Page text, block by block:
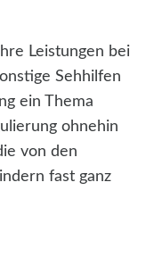
Leistungen bei
Sehhilfen
ein Thema
ohnehin
von den
fast ganz